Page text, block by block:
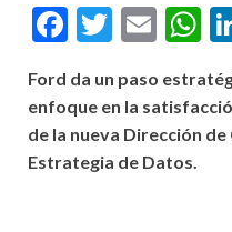
Facebook
Twitter
Ford da un paso
enfoque en la
de la nueva Dirección
Estrategia de Datos.